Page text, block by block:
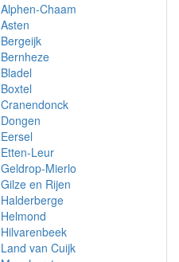
Alphen-Chaam
Asten
Bergeijk
Bernheze
Bladel
Boxtel
Cranendonck
Dongen
Eersel
Etten-Leur
Geldrop-Mierlo
Gilze en Rijen
Halderberge
Helmond
Hilvarenbeek
Land van Cuijk